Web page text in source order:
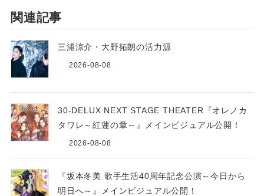
関連記事
三浦涼介・大野拓朗の活力源
2026-08-08
30-DELUX NEXT STAGE THEATER『オレノカ
タワレ～紅蓮の章～』メインビジュアル公開！
2026-08-08
『坂本冬美 歌手生活40周年記念公演～今日から
明日へ～』メインビジュアル公開！